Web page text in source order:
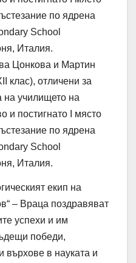
по ядрена
School
Италия.
Цонкова и Мартин
клас), отличени за
на училището на
и постигнато I място
по ядрена
School
Италия.
екип на
– Враца поздравяват
успехи и им
победи,
върхове в науката и